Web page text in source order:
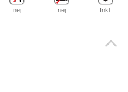
nej nej Inkl.